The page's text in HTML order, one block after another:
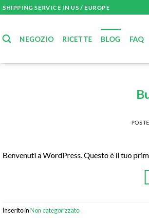
SHIPPING SERVICE IN US / EUROPE
NEGOZIO RICETTE BLOG FAQ
Benvenuti a WordPress. Questo è il tuo
Inserito inNon categorizzato